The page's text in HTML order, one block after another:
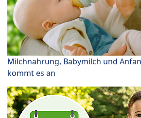
Milchnahrung, Babymilch und
kommt es an